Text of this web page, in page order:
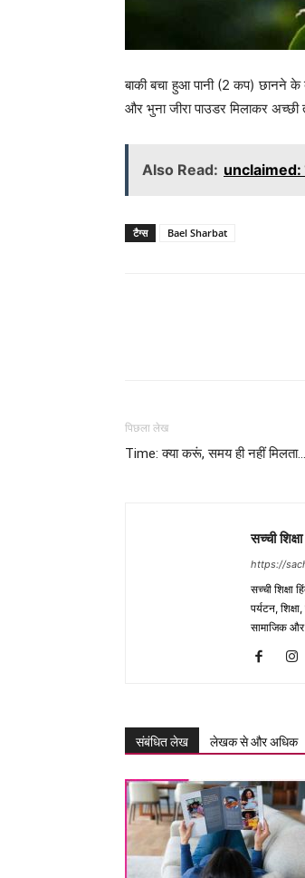
बाकी बचा हुआ पानी (2 कप) छानने
और भुना जीरा पाउडर मिलाकर
Also Read: unclaimed:
टैग्स Bael Sharbat
पिछला लेख
Time: क्या करूं, समय ही नहीं मिलता…
सच्ची शिक्षा
https://
सच्ची शिक्षा
पर्यटन,
सामाजिक
संबंधित लेख लेखक से और अधिक